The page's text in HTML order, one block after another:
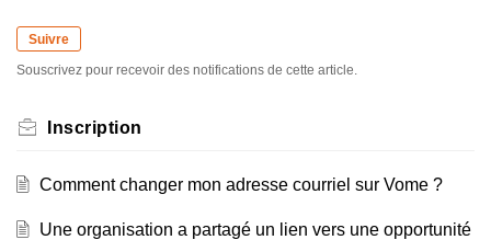
Suivre
Souscrivez pour recevoir des notifications de cette article.
Inscription
Comment changer mon adresse courriel sur Vome ?
Une organisation a partagé un lien vers une opportunité